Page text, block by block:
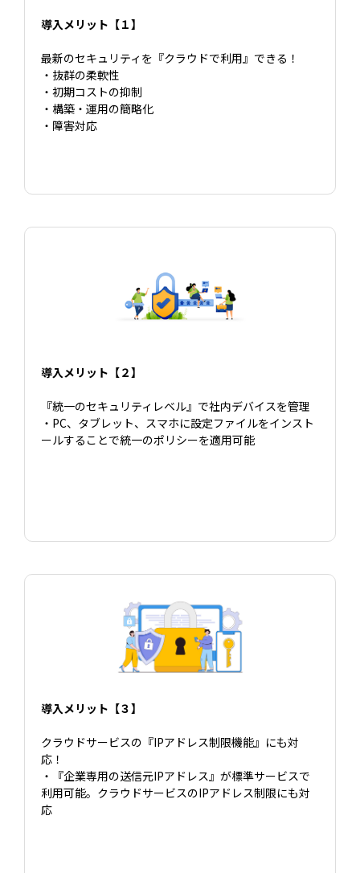
導入メリット【１】
最新のセキュリティを『クラウドで利用』できる！
・抜群の柔軟性
・初期コストの抑制
・構築・運用の簡略化
・障害対応
導入メリット【２】
『統一のセキュリティレベル』で社内デバイスを管理
・PC、タブレット、スマホに設定ファイルをインスト
ールすることで統一のポリシーを適用可能
導入メリット【３】
クラウドサービスの『IPアドレス制限機能』にも対
応！
・『企業専用の送信元IPアドレス』が標準サービスで
利用可能。クラウドサービスのIPアドレス制限にも対
応